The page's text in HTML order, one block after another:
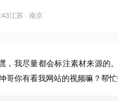
江苏 · 南京
，我尽量都会标注素材来源的
哥你有看我网站的视频嘛？帮